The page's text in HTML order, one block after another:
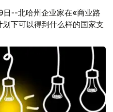
日--北哈州企业家在«商业路
下可以得到什么样的国家支